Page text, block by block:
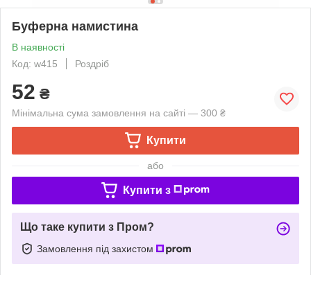
Буферна намистина
В наявності
Код: w415
Роздріб
52 ₴
Мінімальна сума замовлення на сайті — 300 ₴
Купити
або
Купити з
Що таке купити з Пром?
Замовлення під захистом